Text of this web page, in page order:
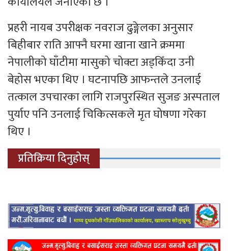
प्रहरी नायब उपरीक्षक नवराज ढुङ्गेलका अनुसार
बिहीबार राति आफ्नै घरमा खाना खाने क्रममा
नेपालीको घाँटीमा मासुको चोक्टा अड्किँदा उनी
बेहोस भएका थिए । घटनापछि आफन्तले उनलाई
तत्काल उपचारका लागि राजपुरस्थित सुजङ अस्पताल
पुर्याए पनि उनलाई चिकित्सकले मृत घोषणा गरेका
थिए ।
प्रतिक्रिया दिनुहोस्